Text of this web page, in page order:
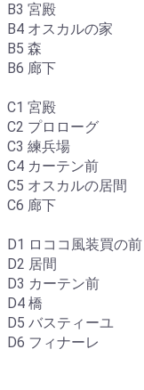
B3 宮殿
B4 オスカルの家
B5 森
B6 廊下
C1 宮殿
C2 プロローグ
C3 練兵場
C4 カーテン前
C5 オスカルの居間
C6 廊下
D1 ロココ風装買の前
D2 居間
D3 カーテン前
D4 橋
D5 バスティーユ
D6 フィナーレ